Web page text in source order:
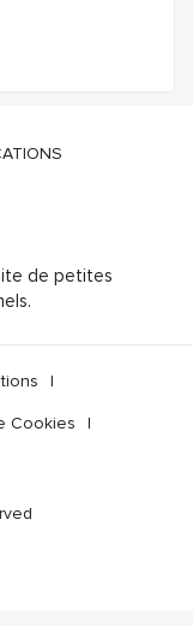
de petites
|
Cookies |